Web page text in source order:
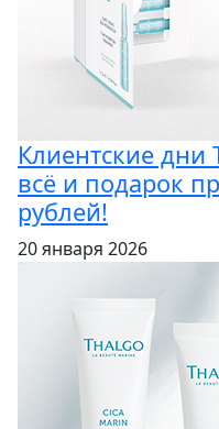
Клиентские дни
всё и подарок
рублей!
20 января 2026